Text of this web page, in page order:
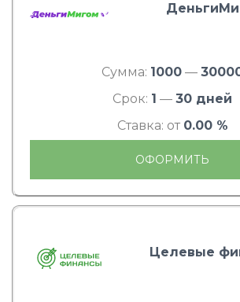
Сумма: 1000 —
Срок: 1 — 30 дней
Ставка: от 0.00 %
ОФОРМИТЬ
Целевые